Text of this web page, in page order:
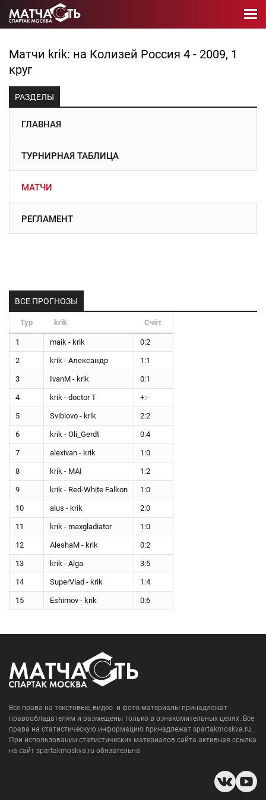
Матчи krik: на Колизей Россия 4 - 2009, 1
круг
РАЗДЕЛЫ
ГЛАВНАЯ
ТУРНИРНАЯ ТАБЛИЦА
МАТЧИ
РЕГЛАМЕНТ
ВСЕ ПРОГНОЗЫ
Тур krik Счёт
1 maik - krik 0:2
2 krik - Александр 1:1
3 IvanM - krik 0:1
4 krik - doctor T +:-
5 Sviblovo - krik 2:2
6 krik - Oli_Gerdt 0:4
7 alexivan - krik 1:0
8 krik - MAI 1:2
9 krik - Red-White Falkon 1:0
10 alus - krik 2:0
11 krik - maxgladiator 1:0
12 AleshaM - krik 0:2
13 krik - Alga 3:5
14 SuperVlad - krik 1:4
15 Eshimov - krik 0:6
Все права на текстовые, видео- и фото-материалы принадлежат
правообладателям и размещены только в ознакомительных целях. Все
права на статистическую информацию принадлежат spartakmoskva.ru.
При использовании статистических материалов сайта активная ссылка
на сайт spartakmoskva.ru обязательна